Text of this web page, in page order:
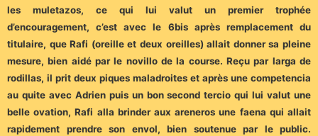
les muletazos, ce qui lui valut un premier trophée
d’encouragement, c’est avec le 6bis après remplacement du
titulaire, que Rafi (oreille et deux oreilles) allait donner sa pleine
mesure, bien aidé par le novillo de la course. Reçu par larga de
rodillas, il prit deux piques maladroites et après une competencia
au quite avec Adrien puis un bon second tercio qui lui valut une
belle ovation, Rafi alla brinder aux areneros une faena qui allait
rapidement prendre son envol, bien soutenue par le public.